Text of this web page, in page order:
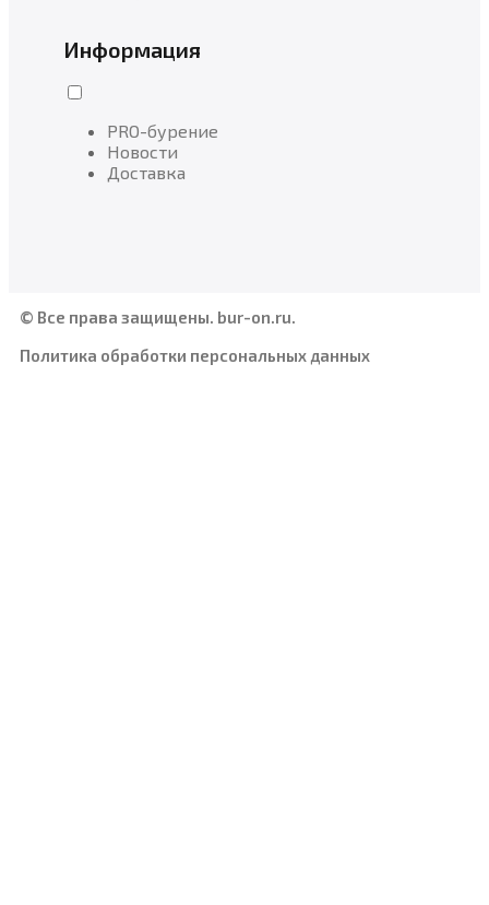
Информация
PRO-бурение
Новости
Доставка
© Все права защищены. bur-on.ru.
Политика обработки персональных данных